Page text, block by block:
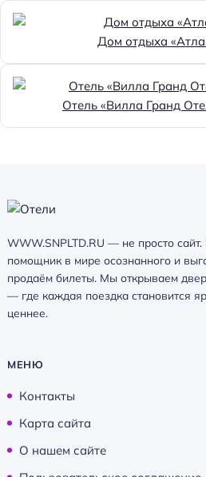
Дом отдыха
Отель «Вилла Гранд
WWW.SNPLTD.RU — не просто
помощник в мире осознанного и
продаём билеты. Мы открываем
— где каждая поездка становится
ценнее.
МЕНЮ
Контакты
Карта сайта
О нашем сайте